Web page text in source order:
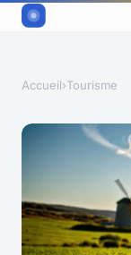
Accueil›Tourisme